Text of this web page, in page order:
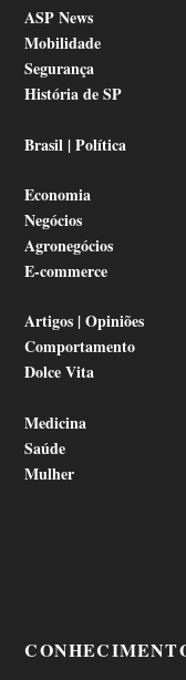
ASP News
Mobilidade
Segurança
História de SP
Brasil | Política
Economia
Negócios
Agronegócios
E-commerce
Artigos | Opiniões
Comportamento
Dolce Vita
Medicina
Saúde
Mulher